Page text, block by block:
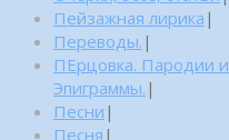
Пейзажная лирика |
Переводы. |
ПЕрцовка. Пародии и
Эпиграммы. |
Песни |
Песня |